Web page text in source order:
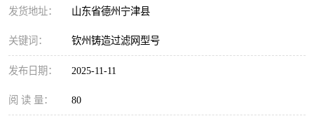
发货地址： 山东省德州宁津县
关键词： 钦州铸造过滤网型号
发布日期： 2025-11-11
阅 读 量： 80